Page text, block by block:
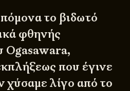
το βιδωτό
φθηνής
Ogasawara,
που έγινε
χύσαμε λίγο από το